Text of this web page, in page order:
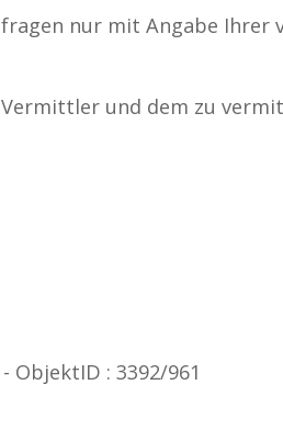
nur mit Angabe Ihrer
und dem zu
ObjektID : 3392/961